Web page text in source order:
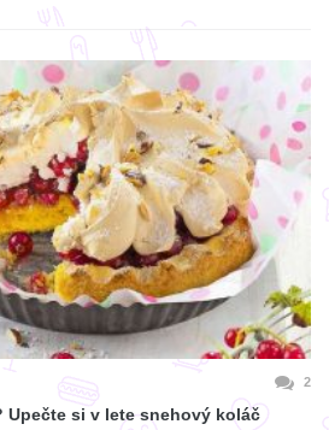
2
Upečte si v lete snehový koláč